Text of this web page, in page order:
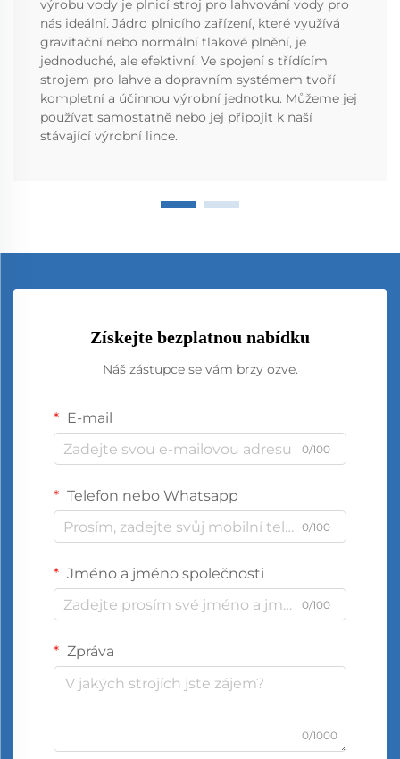
výrobu vody je plnicí stroj pro lahvování vody pro
nás ideální. Jádro plnicího zařízení, které využívá
gravitační nebo normální tlakové plnění, je
jednoduché, ale efektivní. Ve spojení s třídícím
strojem pro lahve a dopravním systémem tvoří
kompletní a účinnou výrobní jednotku. Můžeme jej
používat samostatně nebo jej připojit k naší
stávající výrobní lince.
Získejte bezplatnou nabídku
Náš zástupce se vám brzy ozve.
E-mail
0/100
Telefon nebo Whatsapp
0/100
Jméno a jméno společnosti
0/100
Zpráva
0/1000